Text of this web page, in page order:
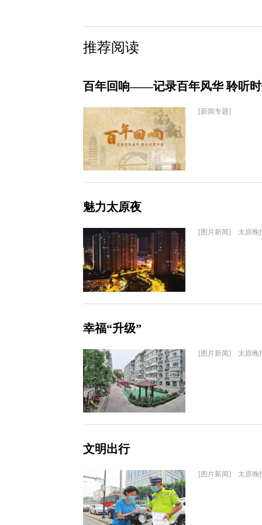
推荐阅读
百年回响——记录百年风华 聆听
[新闻专题]
魅力太原夜
[图片新闻] 太原晚
幸福“升级”
[图片新闻] 太原晚
文明出行
[图片新闻] 太原晚